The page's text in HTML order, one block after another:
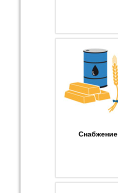
Снабжение